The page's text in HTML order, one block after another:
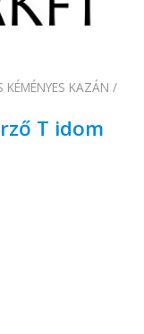
KÉMÉNYES KAZÁN /
T idom